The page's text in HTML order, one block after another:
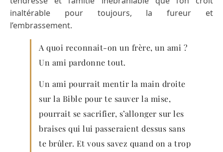
inaltérable pour toujours, la fureur et
l’embrassement.
A quoi reconnait-on un frère, un ami ?
Un ami pardonne tout.
Un ami pourrait mentir la main droite
sur la Bible pour te sauver la mise,
pourrait se sacrifier, s’allonger sur les
braises qui lui passeraient dessus sans
te brûler. Et vous savez quand on a trop